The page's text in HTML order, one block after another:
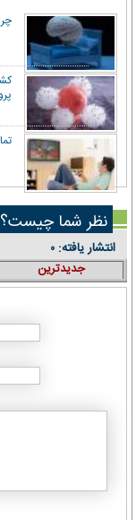
نظر شما چیست؟
انتشار یافته: ۰
جدیدترین